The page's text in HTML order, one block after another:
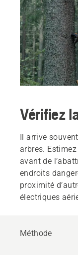
Vérifiez
Il arrive
arbres.
avant de
endroits
proximité
électriques
Méthode